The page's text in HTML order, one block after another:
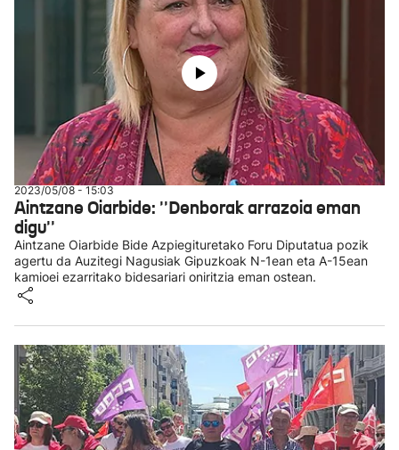
2023/05/08 - 15:03
Aintzane Oiarbide: ''Denborak arrazoia eman
digu''
Aintzane Oiarbide Bide Azpiegituretako Foru Diputatua pozik
agertu da Auzitegi Nagusiak Gipuzkoak N-1ean eta A-15ean
kamioei ezarritako bidesariari oniritzia eman ostean.